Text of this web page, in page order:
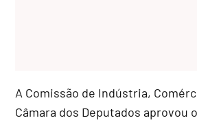
A Comissão de Indústria,
Câmara dos Deputados aprovou